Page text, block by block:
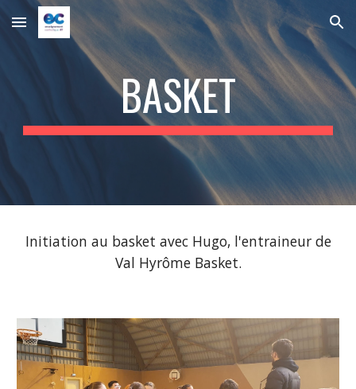
Skip to main content Skip to navigation
BASKET
Initiation au basket avec Hugo, l'entraineur de
Val Hyrôme Basket.